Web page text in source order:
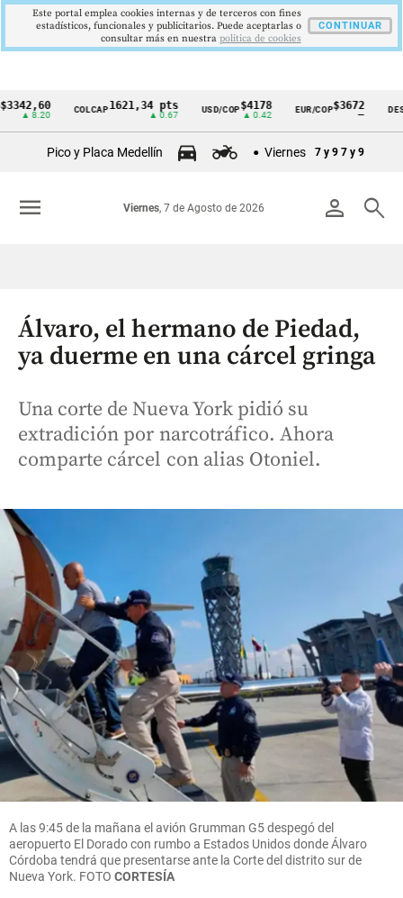
Cintillo
Colombia
COLCAP1621,34 pts USD/COP$4178
▲ 0.42
EUR/COP$3672
—
Pico y Placa Medellín Viernes 7 y 9 7 y 9
person search
Viernes, 7 de Agosto de 2026
menu
Álvaro, el hermano de Piedad,
ya duerme en una cárcel gringa
Una corte de Nueva York pidió su
extradición por narcotráfico. Ahora
comparte cárcel con alias Otoniel.
A las 9:45 de la mañana el avión Grumman G5 despegó del
aeropuerto El Dorado con rumbo a Estados Unidos donde Álvaro
Córdoba tendrá que presentarse ante la Corte del distrito sur de
Nueva York. FOTO CORTESÍA
Este portal emplea cookies internas y de terceros con fines
estadísticos, funcionales y publicitarios. Puede aceptarlas o
consultar más en nuestra politica de cookies
CONTINUAR